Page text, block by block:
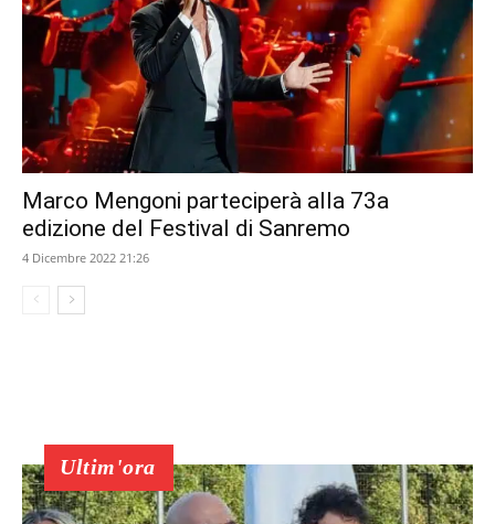
Marco Mengoni parteciperà alla 73a
edizione del Festival di Sanremo
4 Dicembre 2022 21:26
Ultim'ora